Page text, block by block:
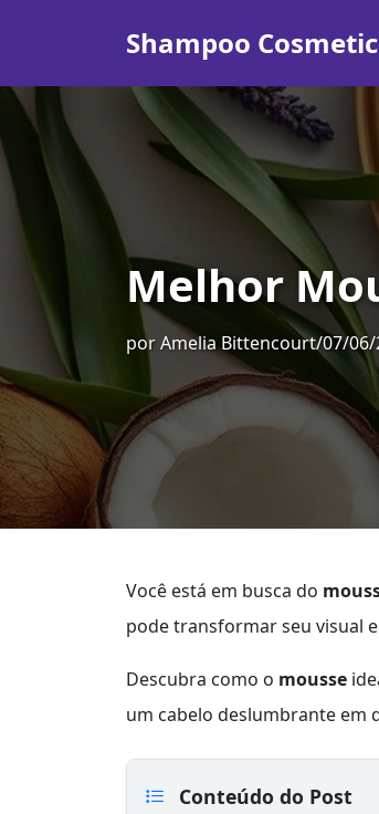
Shampoo
Melhor
porAmelia Bittencourt/07/06/
Você está em busca do
pode transformar seu visual
Descubra como o mousse
um cabelo deslumbrante em
Conteúdo do Post